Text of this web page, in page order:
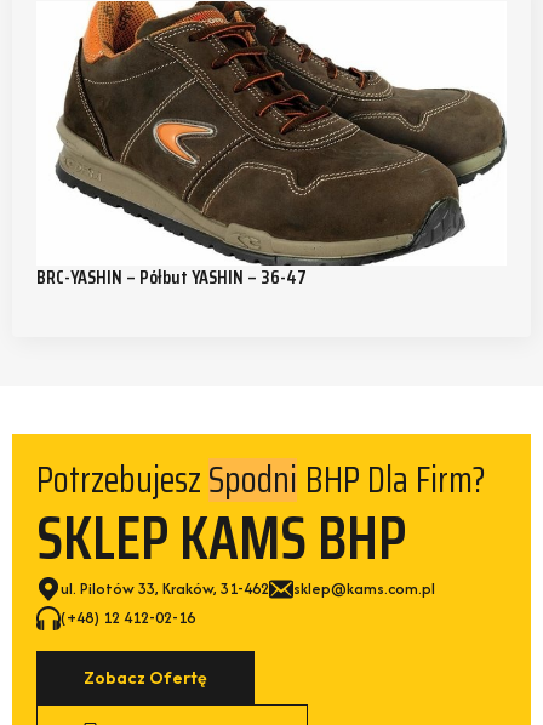
BRC-YASHIN – Półbut YASHIN – 36-47
PotrzebujeszSpodni BHP Dla Firm?
SKLEP KAMS BHP
ul. Pilotów 33, Kraków, 31-462
sklep@kams.com.pl
(+48) 12 412-02-16
Zobacz Ofertę